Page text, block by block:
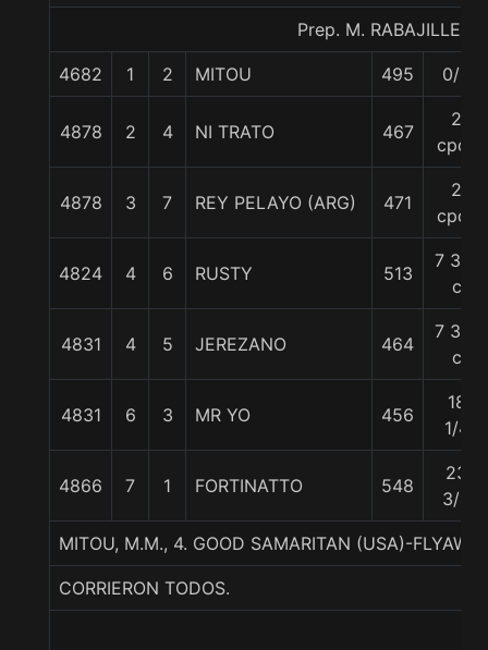
Prep. M. RABAJILLE D.
4682 1 2 MITOU 495 0/0
4878 2 4 NI TRATO 467
2
cpos
4878 3 7 REY PELAYO (ARG) 471
2
cpos
4824 4 6 RUSTY 513
7 3/4
c
4831 4 5 JEREZANO 464
7 3/4
c
4831 6 3 MR YO 456
18
1/4
4866 7 1 FORTINATTO 548
23
3/4
MITOU, M.M., 4. GOOD SAMARITAN (USA)-
CORRIERON TODOS.